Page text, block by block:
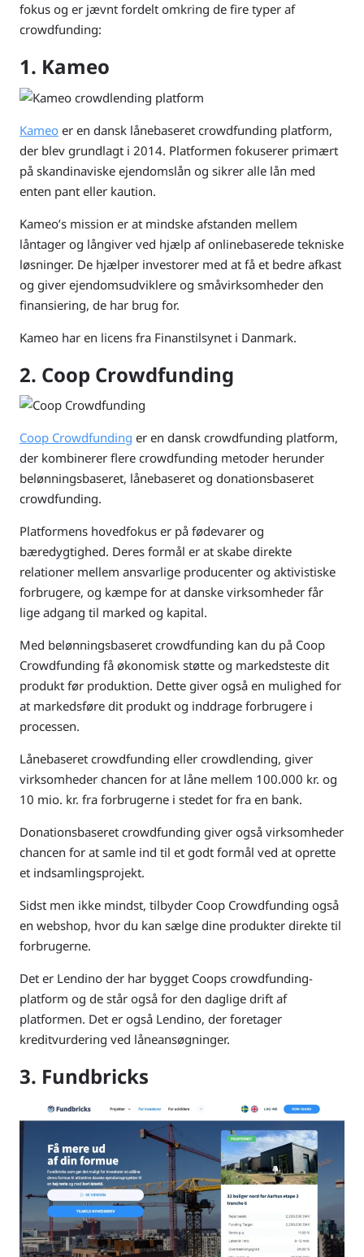
fokus og er jævnt fordelt omkring de fire typer af
crowdfunding:
1. Kameo
Kameo er en dansk lånebaseret crowdfunding platform,
der blev grundlagt i 2014. Platformen fokuserer primært
på skandinaviske ejendomslån og sikrer alle lån med
enten pant eller kaution.
Kameo’s mission er at mindske afstanden mellem
låntager og långiver ved hjælp af onlinebaserede tekniske
løsninger. De hjælper investorer med at få et bedre afkast
og giver ejendomsudviklere og småvirksomheder den
finansiering, de har brug for.
Kameo har en licens fra Finanstilsynet i Danmark.
2. Coop Crowdfunding
Coop Crowdfunding er en dansk crowdfunding platform,
der kombinerer flere crowdfunding metoder herunder
belønningsbaseret, lånebaseret og donationsbaseret
crowdfunding.
Platformens hovedfokus er på fødevarer og
bæredygtighed. Deres formål er at skabe direkte
relationer mellem ansvarlige producenter og aktivistiske
forbrugere, og kæmpe for at danske virksomheder får
lige adgang til marked og kapital.
Med belønningsbaseret crowdfunding kan du på Coop
Crowdfunding få økonomisk støtte og markedsteste dit
produkt før produktion. Dette giver også en mulighed for
at markedsføre dit produkt og inddrage forbrugere i
processen.
Lånebaseret crowdfunding eller crowdlending, giver
virksomheder chancen for at låne mellem 100.000 kr. og
10 mio. kr. fra forbrugerne i stedet for fra en bank.
Donationsbaseret crowdfunding giver også virksomheder
chancen for at samle ind til et godt formål ved at oprette
et indsamlingsprojekt.
Sidst men ikke mindst, tilbyder Coop Crowdfunding også
en webshop, hvor du kan sælge dine produkter direkte til
forbrugerne.
Det er Lendino der har bygget Coops crowdfunding-
platform og de står også for den daglige drift af
platformen. Det er også Lendino, der foretager
kreditvurdering ved låneansøgninger.
3. Fundbricks